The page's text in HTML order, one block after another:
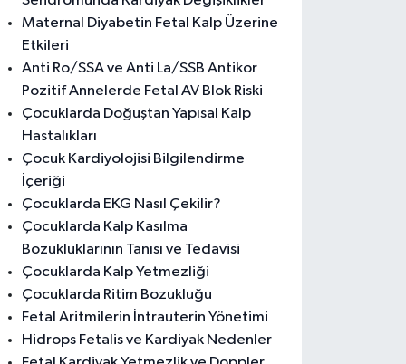
Maternal Diyabetin Fetal Kalp Üzerine
Etkileri
Anti Ro/SSA ve Anti La/SSB Antikor
Pozitif Annelerde Fetal AV Blok Riski
Çocuklarda Doğuştan Yapısal Kalp
Hastalıkları
Çocuk Kardiyolojisi Bilgilendirme
İçeriği
Çocuklarda EKG Nasıl Çekilir?
Çocuklarda Kalp Kasılma
Bozukluklarının Tanısı ve Tedavisi
Çocuklarda Kalp Yetmezliği
Çocuklarda Ritim Bozukluğu
Fetal Aritmilerin İntrauterin Yönetimi
Hidrops Fetalis ve Kardiyak Nedenler